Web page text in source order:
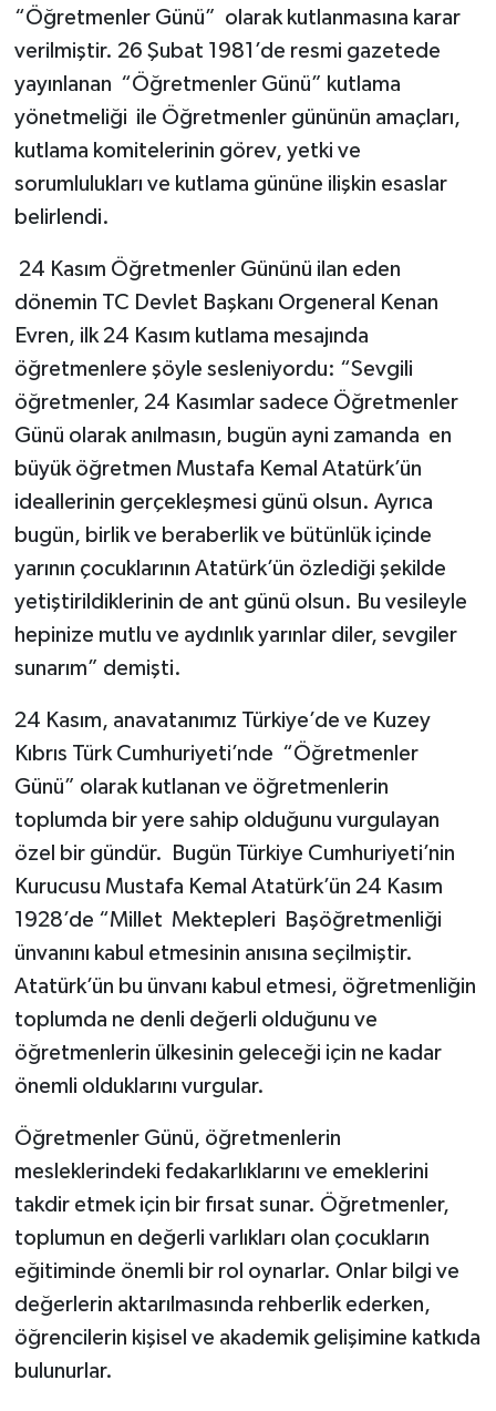
“Öğretmenler Günü” olarak kutlanmasına karar
verilmiştir. 26 Şubat 1981’de resmi gazetede
yayınlanan “Öğretmenler Günü” kutlama
yönetmeliği ile Öğretmenler gününün amaçları,
kutlama komitelerinin görev, yetki ve
sorumlulukları ve kutlama gününe ilişkin esaslar
belirlendi.
24 Kasım Öğretmenler Gününü ilan eden
dönemin TC Devlet Başkanı Orgeneral Kenan
Evren, ilk 24 Kasım kutlama mesajında
öğretmenlere şöyle sesleniyordu: “Sevgili
öğretmenler, 24 Kasımlar sadece Öğretmenler
Günü olarak anılmasın, bugün ayni zamanda en
büyük öğretmen Mustafa Kemal Atatürk’ün
ideallerinin gerçekleşmesi günü olsun. Ayrıca
bugün, birlik ve beraberlik ve bütünlük içinde
yarının çocuklarının Atatürk’ün özlediği şekilde
yetiştirildiklerinin de ant günü olsun. Bu vesileyle
hepinize mutlu ve aydınlık yarınlar diler, sevgiler
sunarım” demişti.
24 Kasım, anavatanımız Türkiye’de ve Kuzey
Kıbrıs Türk Cumhuriyeti’nde “Öğretmenler
Günü” olarak kutlanan ve öğretmenlerin
toplumda bir yere sahip olduğunu vurgulayan
özel bir gündür. Bugün Türkiye Cumhuriyeti’nin
Kurucusu Mustafa Kemal Atatürk’ün 24 Kasım
1928’de “Millet Mektepleri Başöğretmenliği
ünvanını kabul etmesinin anısına seçilmiştir.
Atatürk’ün bu ünvanı kabul etmesi, öğretmenliğin
toplumda ne denli değerli olduğunu ve
öğretmenlerin ülkesinin geleceği için ne kadar
önemli olduklarını vurgular.
Öğretmenler Günü, öğretmenlerin
mesleklerindeki fedakarlıklarını ve emeklerini
takdir etmek için bir fırsat sunar. Öğretmenler,
toplumun en değerli varlıkları olan çocukların
eğitiminde önemli bir rol oynarlar. Onlar bilgi ve
değerlerin aktarılmasında rehberlik ederken,
öğrencilerin kişisel ve akademik gelişimine katkıda
bulunurlar.